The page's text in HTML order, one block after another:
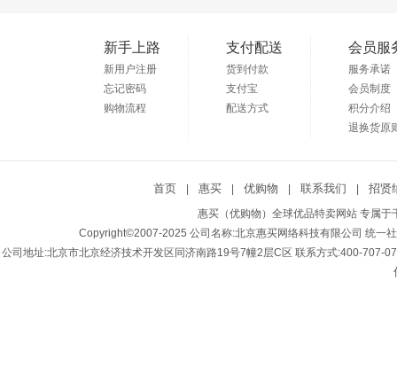
新手上路
新用户注册
忘记密码
购物流程
支付配送
货到付款
支付宝
配送方式
会员服
服务承诺
会员制度
积分介绍
退换货原
首页 惠买 优购物 联系我们 招贤
惠买（优购物）全球优品特卖网站 专属
Copyright©2007-2025 公司名称:北京惠买网络科技有限公司 统一
公司地址:北京市北京经济技术开发区同济南路19号7幢2层C区 联系方式:400-707-